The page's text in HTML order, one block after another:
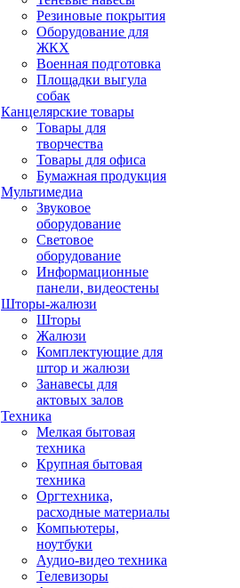
Резиновые покрытия
Оборудование для
ЖКХ
Военная подготовка
Площадки выгула
собак
Канцелярские товары
Товары для
творчества
Товары для офиса
Бумажная продукция
Мультимедиа
Звуковое
оборудование
Световое
оборудование
Информационные
панели, видеостены
Шторы-жалюзи
Шторы
Жалюзи
Комплектующие для
штор и жалюзи
Занавесы для
актовых залов
Техника
Мелкая бытовая
техника
Крупная бытовая
техника
Оргтехника,
расходные материалы
Компьютеры,
ноутбуки
Аудио-видео техника
Телевизоры